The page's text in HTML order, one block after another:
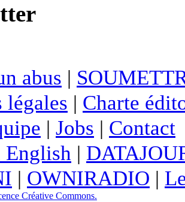
abus |
légales | Charte
| Jobs | Contact
|
| OWNIRADIO |
Créative Commons.